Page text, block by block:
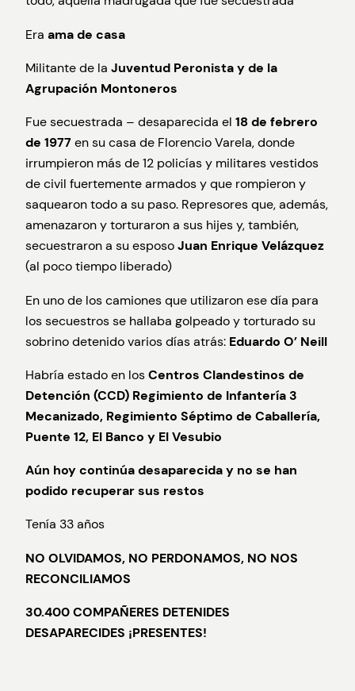
Era ama de casa
Militante de la Juventud Peronista y de la
Agrupación Montoneros
Fue secuestrada – desaparecida el 18 de febrero
de 1977 en su casa de Florencio Varela, donde
irrumpieron más de 12 policías y militares vestidos
de civil fuertemente armados y que rompieron y
saquearon todo a su paso. Represores que, además,
amenazaron y torturaron a sus hijes y, también,
secuestraron a su esposoJuan Enrique Velázquez
(al poco tiempo liberado)
En uno de los camiones que utilizaron ese día para
los secuestros se hallaba golpeado y torturado su
sobrino detenido varios días atrás: Eduardo O’ Neill
Habría estado en losCentros Clandestinos de
Detención (CCD) Regimiento de Infantería 3
Mecanizado, Regimiento Séptimo de Caballería,
Puente 12, El Banco y El Vesubio
Aún hoy continúa desaparecida y no se han
podido recuperar sus restos
Tenía 33 años
NO OLVIDAMOS, NO PERDONAMOS, NO NOS
RECONCILIAMOS
30.400 COMPAÑERES DETENIDES
DESAPARECIDES ¡PRESENTES!